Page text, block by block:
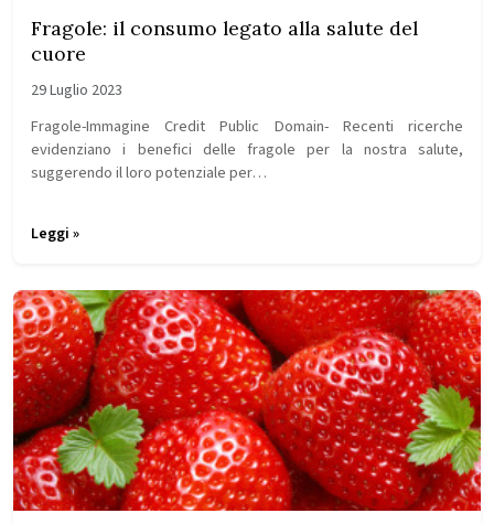
Fragole: il consumo legato alla salute del
cuore
29 Luglio 2023
Fragole-Immagine Credit Public Domain- Recenti ricerche
evidenziano i benefici delle fragole per la nostra salute,
suggerendo il loro potenziale per…
Leggi »